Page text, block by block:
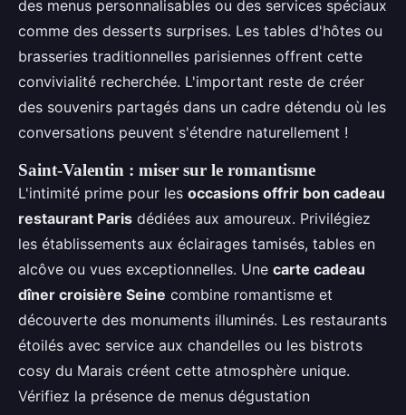
des menus personnalisables ou des services spéciaux
comme des desserts surprises. Les tables d'hôtes ou
brasseries traditionnelles parisiennes offrent cette
convivialité recherchée. L'important reste de créer
des souvenirs partagés dans un cadre détendu où les
conversations peuvent s'étendre naturellement !
Saint-Valentin : miser sur le romantisme
L'intimité prime pour les occasions offrir bon cadeau
restaurant Paris dédiées aux amoureux. Privilégiez
les établissements aux éclairages tamisés, tables en
alcôve ou vues exceptionnelles. Une carte cadeau
dîner croisière Seine combine romantisme et
découverte des monuments illuminés. Les restaurants
étoilés avec service aux chandelles ou les bistrots
cosy du Marais créent cette atmosphère unique.
Vérifiez la présence de menus dégustation